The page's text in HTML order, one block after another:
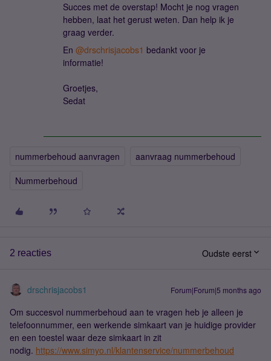
Succes met de overstap! Mocht je nog vragen
hebben, laat het gerust weten. Dan help ik je
graag verder.
En ​ @drschrisjacobs1 bedankt voor je
informatie!
Groetjes,
Sedat
nummerbehoud aanvragen
aanvraag nummerbehoud
Nummerbehoud
2 reacties Oudste eerst
drschrisjacobs1 Forum|Forum|5 months ago
Om succesvol nummerbehoud aan te vragen heb je alleen je
telefoonnummer, een werkende simkaart van je huidige provider
en een toestel waar deze simkaart in zit
nodig. https://www.simyo.nl/klantenservice/nummerbehoud